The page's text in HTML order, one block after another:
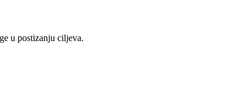
u postizanju ciljeva.